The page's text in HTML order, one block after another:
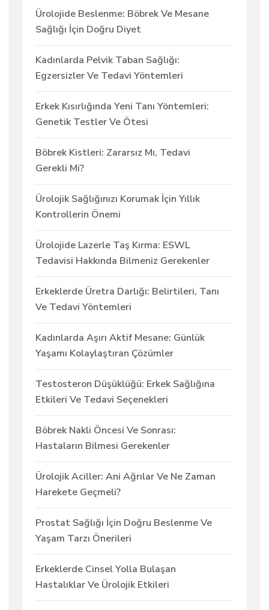
Ürolojide Beslenme: Böbrek Ve Mesane
Sağlığı İçin Doğru Diyet
Kadınlarda Pelvik Taban Sağlığı:
Egzersizler Ve Tedavi Yöntemleri
Erkek Kısırlığında Yeni Tanı Yöntemleri:
Genetik Testler Ve Ötesi
Böbrek Kistleri: Zararsız Mı, Tedavi
Gerekli Mi?
Ürolojik Sağlığınızı Korumak İçin Yıllık
Kontrollerin Önemi
Ürolojide Lazerle Taş Kırma: ESWL
Tedavisi Hakkında Bilmeniz Gerekenler
Erkeklerde Üretra Darlığı: Belirtileri, Tanı
Ve Tedavi Yöntemleri
Kadınlarda Aşırı Aktif Mesane: Günlük
Yaşamı Kolaylaştıran Çözümler
Testosteron Düşüklüğü: Erkek Sağlığına
Etkileri Ve Tedavi Seçenekleri
Böbrek Nakli Öncesi Ve Sonrası:
Hastaların Bilmesi Gerekenler
Ürolojik Aciller: Ani Ağrılar Ve Ne Zaman
Harekete Geçmeli?
Prostat Sağlığı İçin Doğru Beslenme Ve
Yaşam Tarzı Önerileri
Erkeklerde Cinsel Yolla Bulaşan
Hastalıklar Ve Ürolojik Etkileri